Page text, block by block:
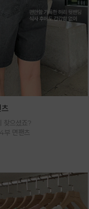
찾으셨죠?
부 면팬츠